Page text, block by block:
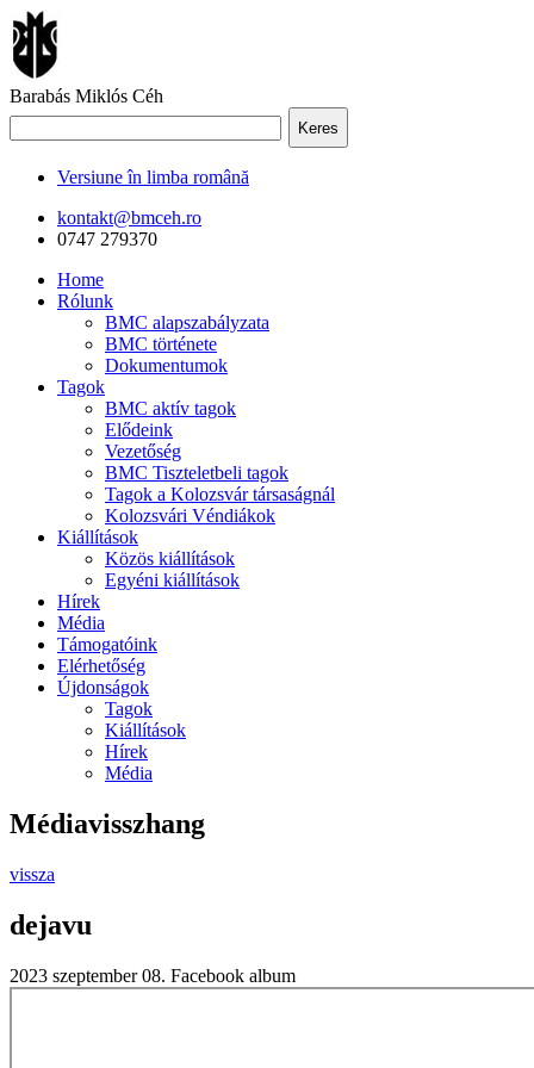
Barabás Miklós Céh
Keres
Versiune în limba română
kontakt@bmceh.ro
0747 279370
Home
Rólunk
BMC alapszabályzata
BMC története
Dokumentumok
Tagok
BMC aktív tagok
Elődeink
Vezetőség
BMC Tiszteletbeli tagok
Tagok a Kolozsvár társaságnál
Kolozsvári Véndiákok
Kiállítások
Közös kiállítások
Egyéni kiállítások
Hírek
Média
Támogatóink
Elérhetőség
Újdonságok
Tagok
Kiállítások
Hírek
Média
Médiavisszhang
vissza
dejavu
2023 szeptember 08. Facebook album